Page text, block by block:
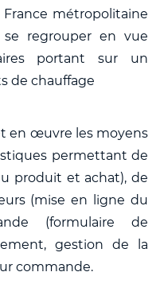
métropolitaine
regrouper en vue
portant sur un
de chauffage
en œuvre les moyens
permettant de
produit et achat), de
(mise en ligne du
(formulaire de
gestion de la
commande.